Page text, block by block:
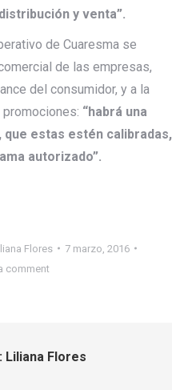
y venta”.
de Cuaresma se
de las empresas,
del consumidor, y a la
“habrá una
que estas estén calibradas,
autorizado”.
Flores
7 marzo, 2016
comment
Liliana Flores